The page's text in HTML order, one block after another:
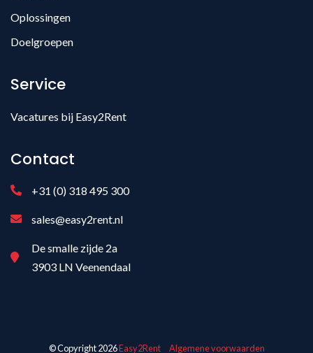
Oplossingen
Doelgroepen
Service
Vacatures bij Easy2Rent
Contact
+31 (0) 318 495 300
sales@easy2rent.nl
De smalle zijde 2a
3903 LN Veenendaal
© Copyright 2026Easy2Rent Algemene voorwaarden